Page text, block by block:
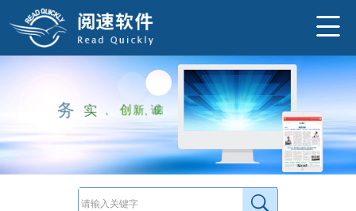
实、创 新 、 信